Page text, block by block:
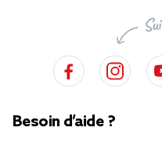
Besoin d’aide ?